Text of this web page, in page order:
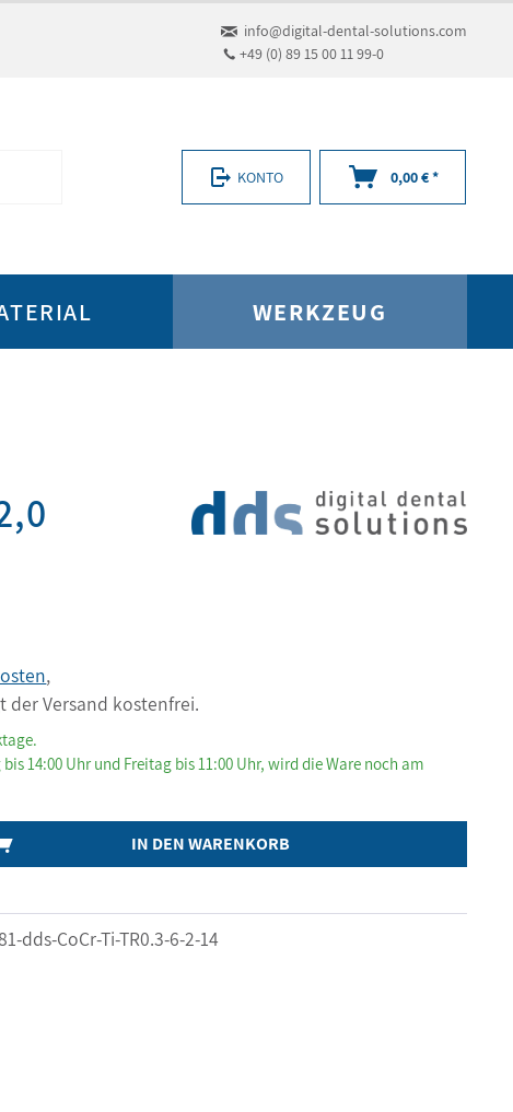
info@digital-dental-solutions.com
+49 (0) 89 15 00 11 99-0
KONTO 0,00 € *
WERKZEUG
,
der Versand kostenfrei.
14:00 Uhr und Freitag bis 11:00 Uhr, wird die Ware noch am
IN DEN WARENKORB
dds-CoCr-Ti-TR0.3-6-2-14